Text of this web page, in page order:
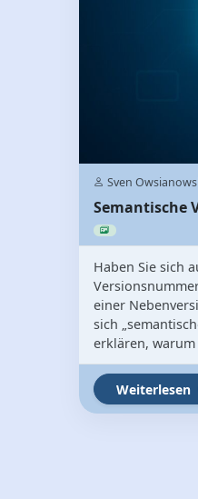
Sven
Semantische
Haben Sie sich
einer
sich
erklären, warum
Weiterlesen